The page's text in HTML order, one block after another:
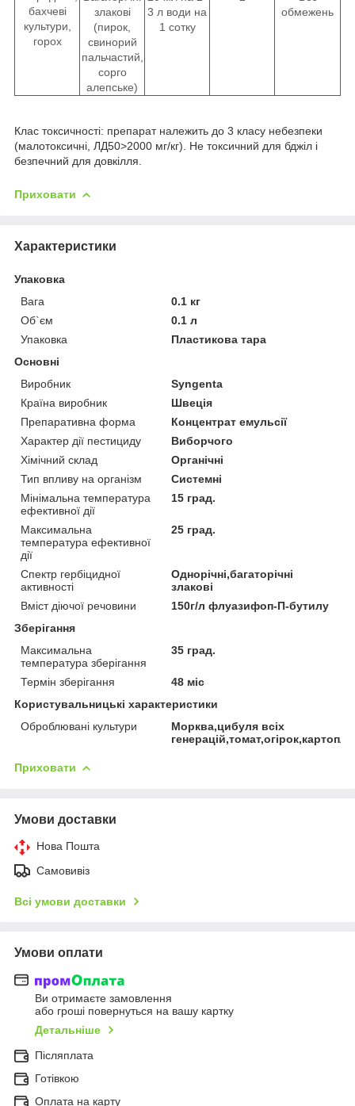
бахчеві
культури,
горох
злакові
(пирок,
свинорий
пальчастий,
сорго
алепське)
3 л води на
1 сотку
обмежень
Клас токсичності: препарат належить до 3 класу небезпеки
(малотоксичні, ЛД50>2000 мг/кг). Не токсичний для бджіл і
безпечний для довкілля.
Приховати
Характеристики
Упаковка
Вага
0.1 кг
Об`єм
0.1 л
Упаковка
Пластикова тара
Основні
Виробник
Syngenta
Країна виробник
Швеція
Препаративна форма
Концентрат емульсії
Характер дії пестициду
Виборчого
Хімічний склад
Органічні
Тип впливу на організм
Системні
Мінімальна температура
ефективної дії
15 град.
Максимальна
температура ефективної
дії
25 град.
Спектр гербіцидної
активності
Однорічні,багаторічні
злакові
Вміст діючої речовини
150г/л флуазифоп-П-бутилу
Зберігання
Максимальна
температура зберігання
35 град.
Термін зберігання
48 міс
Користувальницькі характеристики
Оброблювані культури
Морква,цибуля всіх
Приховати
Умови доставки
Нова Пошта
Самовивіз
Всі умови доставки
Умови оплати
Ви отримаєте замовлення
або гроші повернуться на вашу картку
Детальніше
Післяплата
Готівкою
Оплата на карту